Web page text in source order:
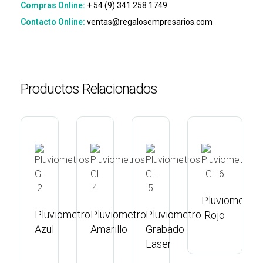
Compras Online: + 54 (9) 341 258 1749
Contacto Online: ventas@regalosempresarios.com
Productos Relacionados
Pluviometro
Azul
Pluviometro
Amarillo
Pluviometro
Grabado
Laser
Pluviometro
Rojo